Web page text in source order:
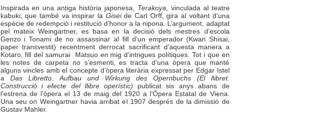
Inspirada en una antiga història japonesa, Terakoya,
vinculada al teatre
kabuki, que també va inspirar la Giseide Carl Orff, gira al voltant d’una
espècie de redempció i restitució d’honor a la nipona. L’argument, adaptat
pel mateix Weingartner, es basa en la decisió dels mestres d’escola
Genzo i Tonami de no assassinar al fill d’un emperador (Kwan Shisai,
paper transvestit) recentment derrocat sacrificant d’aquesta manera a
Kotaro, fill del samurai
Matsuo en mig d’intrigues polítiques. Tot i que en
les notes de carpeta no s’esmenti, es tracta d’una òpera que manté
alguns vincles amb el concepte d’òpera literària expressat per Edgar Istel
a Das Libretto.
Aufbau und Wirkung des Opernbuchs (El llibret.
Construcció i efecte del llibre operístic) publicat sis anys abans de
l’estrena de l’òpera el 13 de maig del 1920 a l’Òpera Estatal de Viena.
Una seu on Weingartner havia arribat el 1907 després de la dimissió de
Gustav Mahler.